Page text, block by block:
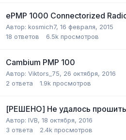
ePMP 1000 Connectorized
Автор: kosmich7, 16 февраля, 2015
18 ответов 6.5k просмотров
Cambium PMP 100
Автор: Viktors_75, 26 октября, 2016
2 ответа 1.9k просмотров
[РЕШЕНО] Не удалось
Автор: IVB, 18 октября, 2016
3 ответа 2.4k просмотров